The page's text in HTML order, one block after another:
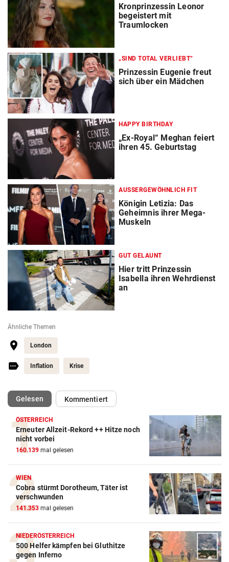
Kronprinzessin Leonor
begeistert mit
Traumlocken
„SIND TOTAL VERLIEBT“
Prinzessin Eugenie freut
sich über ein Mädchen
HAPPY BIRTHDAY
„Ex-Royal“ Meghan feiert
ihren 45. Geburtstag
AUSSERGEWÖHNLICH FIT
Königin Letizia: Das
Geheimnis ihrer Mega-
Muskeln
GUT GELAUNT
Hier tritt Prinzessin
Isabella ihren Wehrdienst
an
Ähnliche Themen
London
Inflation Krise
Gelesen(ausgewählt)Kommentiert
ÖSTERREICH
Erneuter Allzeit-Rekord ++ Hitze noch
nicht vorbei
160.139 mal gelesen
WIEN
Cobra stürmt Dorotheum, Täter ist
verschwunden
141.353 mal gelesen
NIEDERÖSTERREICH
500 Helfer kämpfen bei Gluthitze
gegen Inferno